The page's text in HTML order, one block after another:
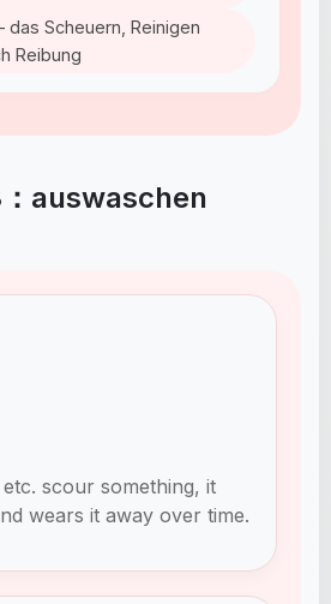
das Scheuern, Reinigen
Reibung
auswaschen
scour something, it
wears it away over time.